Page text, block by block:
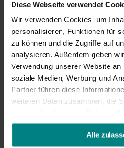
Diese Webseite verwendet
Wir verwenden Cookies, um
personalisieren, Funktionen für
zu können und die Zugriffe auf
analysieren. Außerdem geben
Verwendung unserer Website
soziale Medien, Werbung und
Partner führen diese
weiteren Daten zusammen, die
gesammelt haben.
Alle